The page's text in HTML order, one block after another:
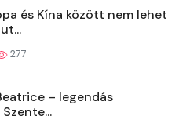
és Kína között nem lehet
277
– legendás